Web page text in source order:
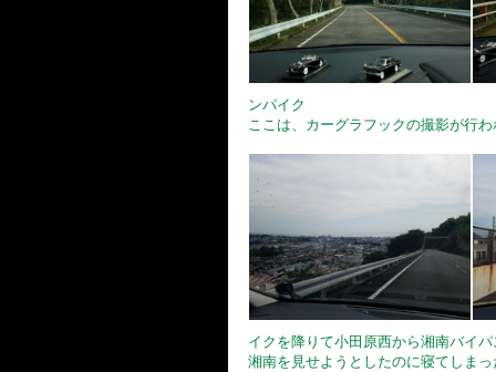
ンパイク
ここは、カーグラフックの撮影が行
イクを降りて小田原西から湘南バイパ
湘南を見せようとしたのに寝てしまっ